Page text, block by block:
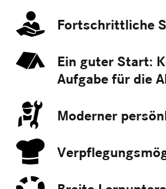
Fortschrittliche
Ein guter Start:
Aufgabe für die
Moderner